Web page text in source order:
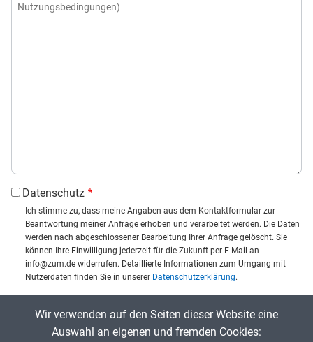
Datenschutz
Ich stimme zu, dass meine Angaben aus dem Kontaktformular zur
Beantwortung meiner Anfrage erhoben und verarbeitet werden. Die Daten
werden nach abgeschlossener Bearbeitung Ihrer Anfrage gelöscht. Sie
können Ihre Einwilligung jederzeit für die Zukunft per E-Mail an
info@zum.de widerrufen. Detaillierte Informationen zum Umgang mit
Nutzerdaten finden Sie in unserer Datenschutzerklärung.
Captcha eingeben:
Wir verwenden auf den Seiten dieser Website eine
Auswahl an eigenen und fremden Cookies: